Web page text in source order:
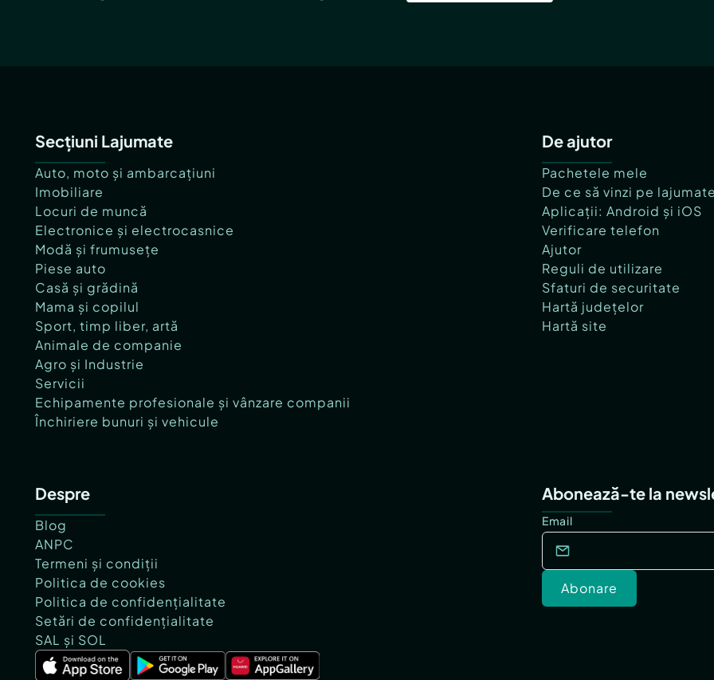
Secțiuni Lajumate
Auto, moto și ambarcațiuni
Imobiliare
Locuri de muncă
Electronice și electrocasnice
Modă și frumusețe
Piese auto
Casă și grădină
Mama și copilul
Sport, timp liber, artă
Animale de companie
Agro și Industrie
Servicii
Echipamente profesionale și vânzare companii
Închiriere bunuri și vehicule
De ajutor
Pachetele mele
De ce să vinzi pe
Aplicații: Android și iOS
Verificare telefon
Ajutor
Reguli de utilizare
Sfaturi de securitate
Hartă județelor
Hartă site
Despre
Blog
ANPC
Termeni și condiții
Politica de cookies
Politica de confidențialitate
Setări de confidențialitate
SAL și SOL
Abonează-te la
Email
Abonare